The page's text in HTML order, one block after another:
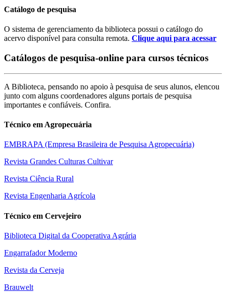
Catálogo de pesquisa
O sistema de gerenciamento da biblioteca possui o catálogo do
acervo disponível para consulta remota. Clique aqui para acessar
Catálogos de pesquisa-online para cursos técnicos
A Biblioteca, pensando no apoio à pesquisa de seus alunos, elencou
junto com alguns coordenadores alguns portais de pesquisa
importantes e confiáveis. Confira.
Técnico em Agropecuária
EMBRAPA (Empresa Brasileira de Pesquisa Agropecuária)
Revista Grandes Culturas Cultivar
Revista Ciência Rural
Revista Engenharia Agrícola
Técnico em Cervejeiro
Biblioteca Digital da Cooperativa Agrária
Engarrafador Moderno
Revista da Cerveja
Brauwelt